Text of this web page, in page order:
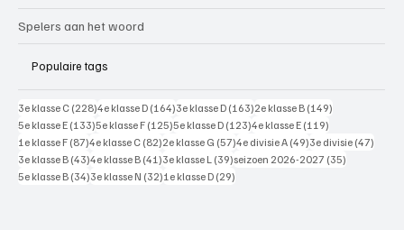
Spelers aan het woord
Populaire tags
3e klasse C (228)228 posts
4e klasse D (164)164 posts
3e klasse D (163)163 posts
2e klasse B (149)
5e klasse E (133)133 posts
5e klasse F (125)125 posts
5e klasse D (123)123 posts
4e klasse E (119)
1e klasse F (87)87 posts
4e klasse C (82)82 posts
2e klasse G (57)57 posts
4e divisie A (49)49 posts
3e divisie (47)
3e klasse B (43)43 posts
4e klasse B (41)41 posts
3e klasse L (39)39 posts
seizoen 2026-2027 (35)
5e klasse B (34)34 posts
3e klasse N (32)32 posts
1e klasse D (29)